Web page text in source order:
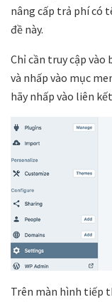
nâng cấp trả phí có
đề này.
Chỉ cần truy cập vào
và nhấp vào mục
hãy nhấp vào liên
Trên màn hình tiếp